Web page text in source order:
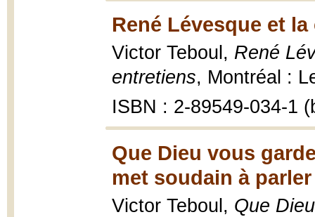
René Lévesque et
Victor Teboul, René
entretiens, Montréal :
ISBN : 2-89549-034-1
Que Dieu vous
met soudain à parler
Victor Teboul, Que